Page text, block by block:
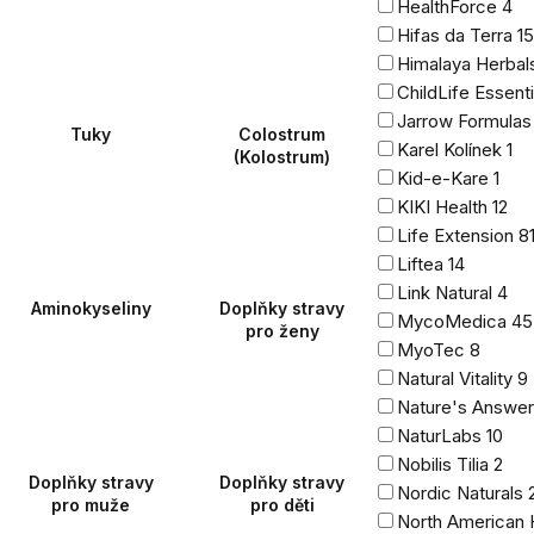
Tuky
Colostrum
(Kolostrum)
Aminokyseliny
Doplňky stravy
pro ženy
Doplňky stravy
pro muže
Doplňky stravy
pro děti
HealthForce 4
Hifas da Terra 15
Himalaya
ChildLife
Jarrow
Karel Kolínek 1
Kid-e-Kare 1
KIKI Health 12
Life Extension 81
Liftea 14
Link Natural 4
MycoMedica 45
MyoTec 8
Natural Vitality 9
Nature's
NaturLabs 10
Nobilis Tilia 2
Nordic Naturals
North